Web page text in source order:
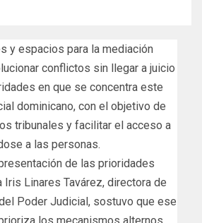
y espacios para la mediación
conflictos sin llegar a juicio
en que se concentra este
dominicano, con el objetivo de
tribunales y facilitar el acceso a
a las personas.
de las prioridades
Iris Linares Tavárez, directora de
Poder Judicial, sostuvo que ese